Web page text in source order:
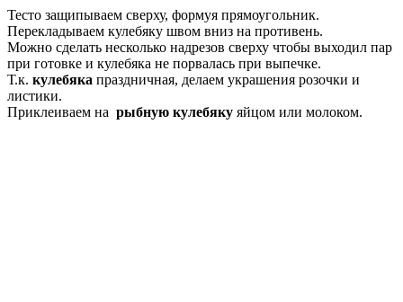
Тесто защипываем сверху, формуя прямоугольник.
Перекладываем кулебяку швом вниз на противень.
Можно сделать несколько надрезов сверху чтобы выходил пар
при готовке и кулебяка не порвалась при выпечке.
Т.к. кулебяка праздничная, делаем украшения розочки и
листики.
Приклеиваем на рыбную кулебяку яйцом или молоком.